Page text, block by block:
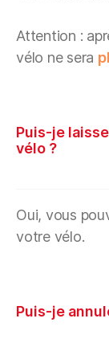
Attention :
vélo ne sera
Puis-je
vélo ?
Oui, vous
votre vélo.
Puis-je